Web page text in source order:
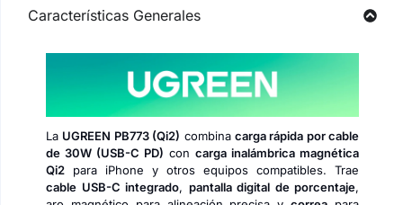
Características Generales
La UGREEN PB773 (Qi2) combina carga rápida por cable
de 30W (USB-C PD) con carga inalámbrica magnética
Qi2 para iPhone y otros equipos compatibles. Trae
cable USB-C integrado, pantalla digital de porcentaje,